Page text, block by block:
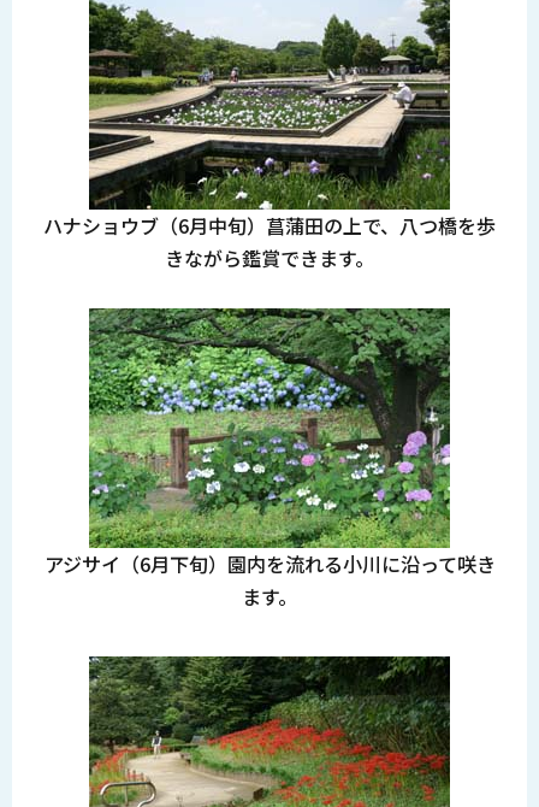
ハナショウブ（6月中旬）菖蒲田の上で、八つ橋を歩
きながら鑑賞できます。
アジサイ（6月下旬）園内を流れる小川に沿って咲き
ます。